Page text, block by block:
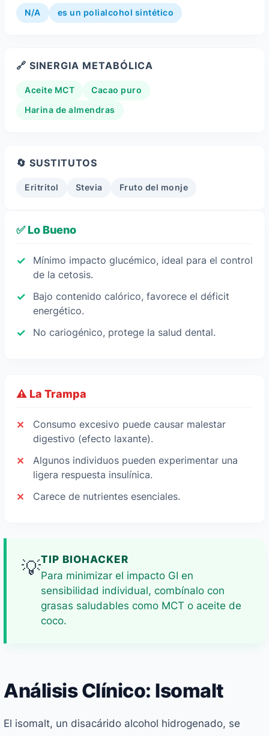
N/A es un polialcohol sintético
🔗 SINERGIA METABÓLICA
Aceite MCT Cacao puro
Harina de almendras
🔄 SUSTITUTOS
Eritritol Stevia Fruto del monje
✅ Lo Bueno
Mínimo impacto glucémico, ideal para el control
de la cetosis.
Bajo contenido calórico, favorece el déficit
energético.
No cariogénico, protege la salud dental.
⚠️ La Trampa
Consumo excesivo puede causar malestar
digestivo (efecto laxante).
Algunos individuos pueden experimentar una
ligera respuesta insulínica.
Carece de nutrientes esenciales.
💡TIP BIOHACKER
Para minimizar el impacto GI en
sensibilidad individual, combínalo con
grasas saludables como MCT o aceite de
coco.
Análisis Clínico: Isomalt
El isomalt, un disacárido alcohol hidrogenado, se